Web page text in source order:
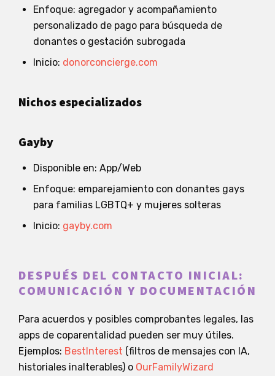
Enfoque: agregador y acompañamiento
personalizado de pago para búsqueda de
donantes o gestación subrogada
Inicio: donorconcierge.com
Nichos especializados
Gayby
Disponible en: App/Web
Enfoque: emparejamiento con donantes gays
para familias LGBTQ+ y mujeres solteras
Inicio: gayby.com
DESPUÉS DEL CONTACTO INICIAL:
COMUNICACIÓN Y DOCUMENTACIÓN
Para acuerdos y posibles comprobantes legales, las
apps de coparentalidad pueden ser muy útiles.
Ejemplos: BestInterest (filtros de mensajes con IA,
historiales inalterables) o OurFamilyWizard